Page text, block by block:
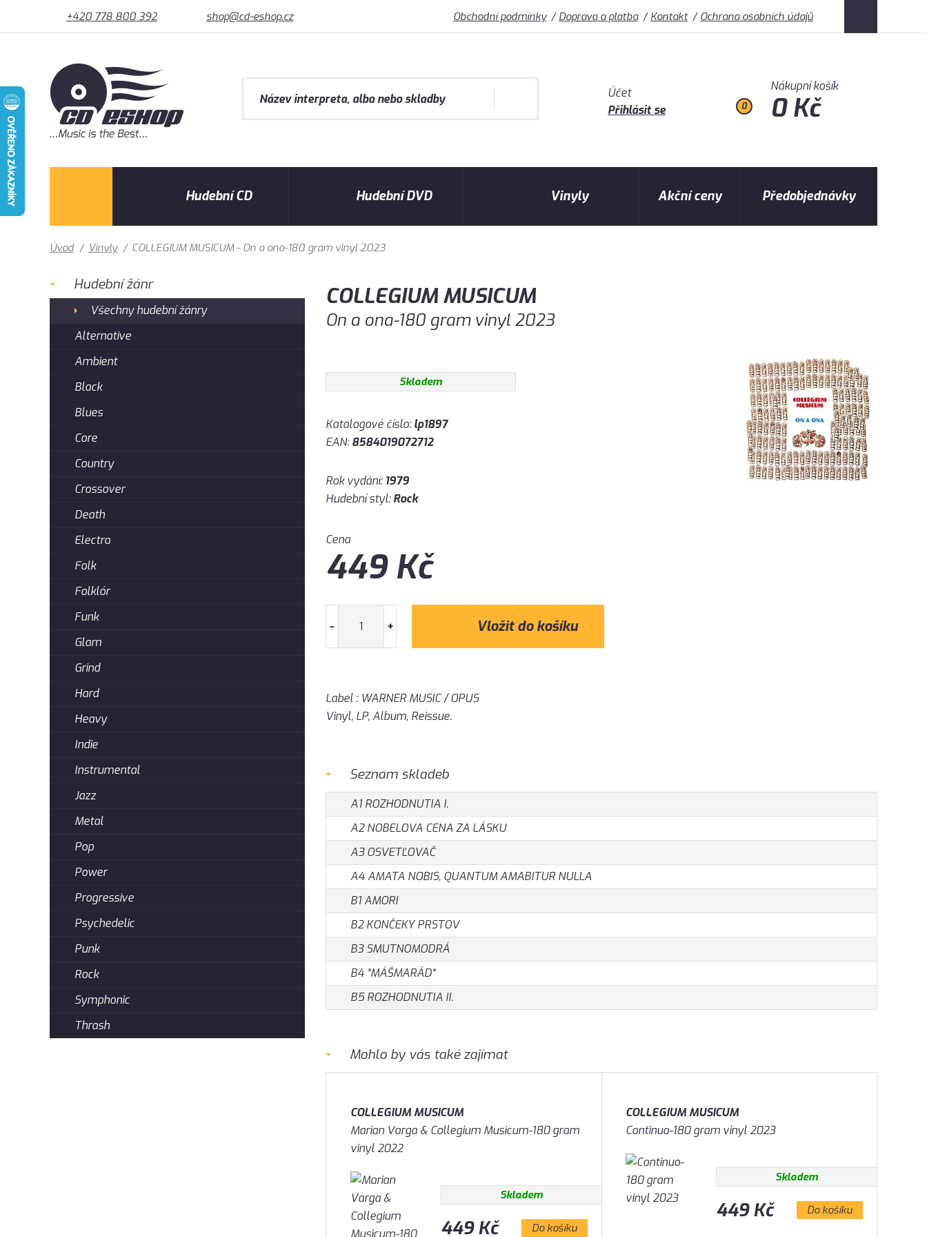
+420 778 800 392 shop@cd-eshop.cz Obchodní podmínky Doprava a platba Kontakt Ochrana osobních údajů
Účet
Přihlásit se
0
Nákupní košík
0 Kč
Hudební CD Hudební DVD Vinyly Akční ceny Předobjednávky
Úvod / Vinyly / COLLEGIUM MUSICUM - On a ona-180 gram vinyl 2023
COLLEGIUM MUSICUM
On a ona-180 gram vinyl 2023
Skladem
Katalogové číslo:lp1897
EAN:8584019072712
Rok vydání: 1979
Hudební styl:Rock
Cena
449Kč
- +
Label : WARNER MUSIC / OPUS
Vinyl, LP, Album, Reissue.
Seznam skladeb
A1 ROZHODNUTIA I.
A2 NOBELOVA CENA ZA LÁSKU
A3 OSVETĽOVAČ
A4 AMATA NOBIS, QUANTUM AMABITUR NULLA
B1 AMORI
B2 KONČEKY PRSTOV
B3 SMUTNOMODRÁ
B4 “MÁŠMARÁD“
B5 ROZHODNUTIA II.
Mohlo by vás také zajímat
COLLEGIUM MUSICUM
Marian Varga & Collegium Musicum-180 gram
vinyl 2022
Skladem
449 Kč Do košíku
COLLEGIUM MUSICUM
Continuo-180 gram vinyl 2023
Skladem
449 Kč Do košíku
Hudební žánr
Všechny hudební žánry
Alternative
Ambient
Black
Blues
Core
Country
Crossover
Death
Electro
Folk
Folklór
Funk
Glam
Grind
Hard
Heavy
Indie
Instrumental
Jazz
Metal
Pop
Power
Progressive
Psychedelic
Punk
Rock
Symphonic
Thrash